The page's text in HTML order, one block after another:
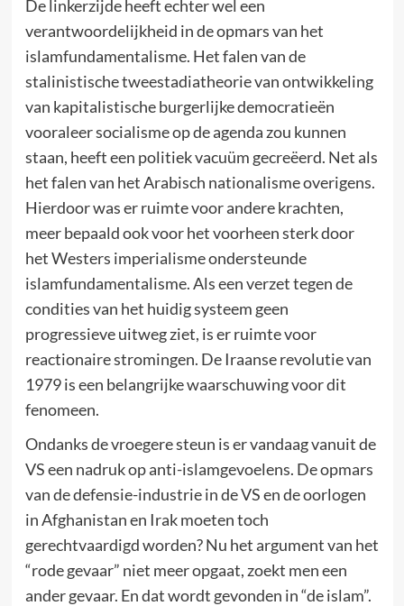
De linkerzijde heeft echter wel een
verantwoordelijkheid in de opmars van het
islamfundamentalisme. Het falen van de
stalinistische tweestadiatheorie van ontwikkeling
van kapitalistische burgerlijke democratieën
vooraleer socialisme op de agenda zou kunnen
staan, heeft een politiek vacuüm gecreëerd. Net als
het falen van het Arabisch nationalisme overigens.
Hierdoor was er ruimte voor andere krachten,
meer bepaald ook voor het voorheen sterk door
het Westers imperialisme ondersteunde
islamfundamentalisme. Als een verzet tegen de
condities van het huidig systeem geen
progressieve uitweg ziet, is er ruimte voor
reactionaire stromingen. De Iraanse revolutie van
1979 is een belangrijke waarschuwing voor dit
fenomeen.
Ondanks de vroegere steun is er vandaag vanuit de
VS een nadruk op anti-islamgevoelens. De opmars
van de defensie-industrie in de VS en de oorlogen
in Afghanistan en Irak moeten toch
gerechtvaardigd worden? Nu het argument van het
“rode gevaar” niet meer opgaat, zoekt men een
ander gevaar. En dat wordt gevonden in “de islam”.